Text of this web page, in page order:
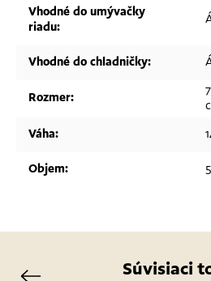
Vhodné do umývačky
riadu:
Vhodné do chladničky:
Rozmer:
Váha:
Objem:
Súvisiaci
Previous